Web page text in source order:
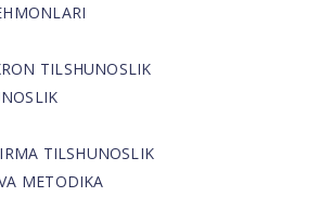
TILSHUNOSLIK
TILSHUNOSLIK
METODIKA